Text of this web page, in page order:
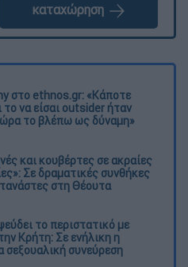
καταχώρηση
στο ethnos.gr: «Κάποτε
το να είσαι outsider ήταν
το βλέπω ως δύναμη»
και κουβέρτες σε ακραίες
Σε δραματικές συνθήκες
στη Θέουτα
το περιστατικό με
Κρήτη: Σε ενήλικη η
σεξουαλική συνεύρεση